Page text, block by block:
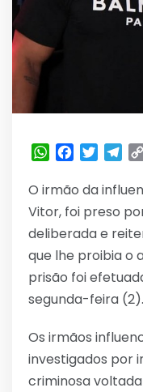
WhatsApp
Facebook
Twitter
O irmão da
Vitor, foi preso
deliberada e
que lhe proibia o
prisão foi
segunda-feira (2).
Os irmãos
investigados por
criminosa